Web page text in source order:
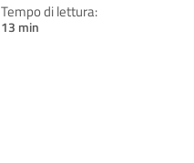
Tempo di lettura:
13 min